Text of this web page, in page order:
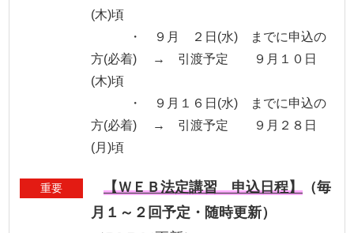
(木)頃
・ ９月 ２日(水) までに申込の
方(必着) → 引渡予定 ９月１０日
(木)頃
・ ９月１６日(水) までに申込の
方(必着) → 引渡予定 ９月２８日
(月)頃
重要 【ＷＥＢ法定講習 申込日程】（毎
月１～２回予定・随時更新）